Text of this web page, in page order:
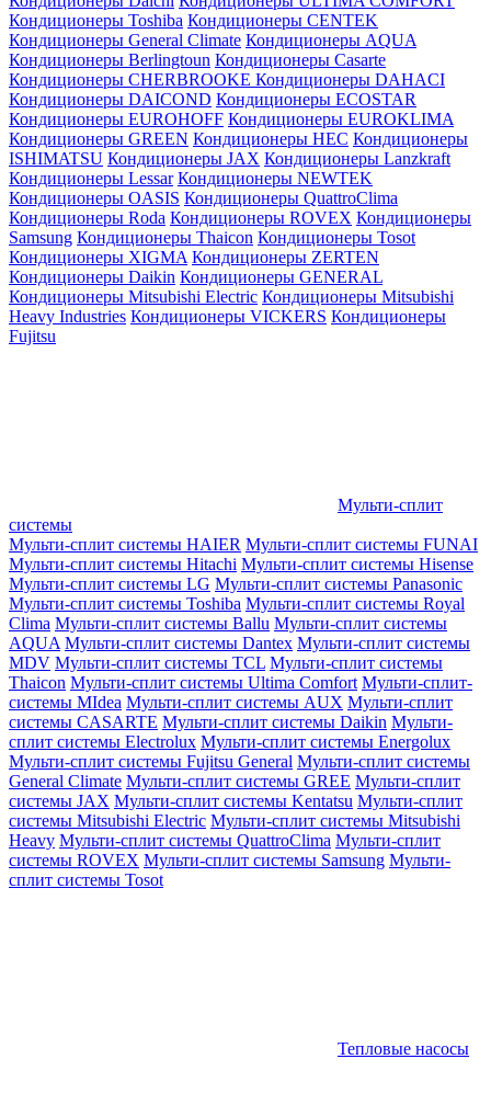
Кондиционеры Toshiba Кондиционеры CENTEK
Кондиционеры General Climate Кондиционеры AQUA
Кондиционеры Berlingtoun Кондиционеры Casarte
Кондиционеры CHERBROOKE Кондиционеры DAHACI
Кондиционеры DAICOND Кондиционеры ECOSTAR
Кондиционеры EUROHOFF Кондиционеры EUROKLIMA
Кондиционеры GREEN Кондиционеры HEC Кондиционеры
ISHIMATSU Кондиционеры JAX Кондиционеры Lanzkraft
Кондиционеры Lessar Кондиционеры NEWTEK
Кондиционеры OASIS Кондиционеры QuattroClima
Кондиционеры Roda Кондиционеры ROVEX Кондиционеры
Samsung Кондиционеры Thaicon Кондиционеры Tosot
Кондиционеры XIGMA Кондиционеры ZERTEN
Кондиционеры Daikin Кондиционеры GENERAL
Кондиционеры Mitsubishi Electric Кондиционеры Mitsubishi
Heavy Industries Кондиционеры VICKERS Кондиционеры
Fujitsu
Мульти-сплит
системы
Мульти-сплит системы HAIER Мульти-сплит системы FUNAI
Мульти-сплит системы Hitachi Мульти-сплит системы Hisense
Мульти-сплит системы LG Мульти-сплит системы Panasonic
Мульти-сплит системы Toshiba Мульти-сплит системы Royal
Clima Мульти-сплит системы Ballu Мульти-сплит системы
AQUA Мульти-сплит системы Dantex Мульти-сплит системы
MDV Мульти-сплит системы TCL Мульти-сплит системы
Thaicon Мульти-сплит системы Ultima Comfort Мульти-сплит-
системы MIdea Мульти-сплит системы AUX Мульти-сплит
системы CASARTE Мульти-сплит системы Daikin Мульти-
сплит системы Electrolux Мульти-сплит системы Energolux
Мульти-сплит системы Fujitsu General Мульти-сплит системы
General Climate Мульти-сплит системы GREE Мульти-сплит
системы JAX Мульти-сплит системы Kentatsu Мульти-сплит
системы Mitsubishi Electric Мульти-сплит системы Mitsubishi
Heavy Мульти-сплит системы QuattroClima Мульти-сплит
системы ROVEX Мульти-сплит системы Samsung Мульти-
сплит системы Tosot
Тепловые насосы